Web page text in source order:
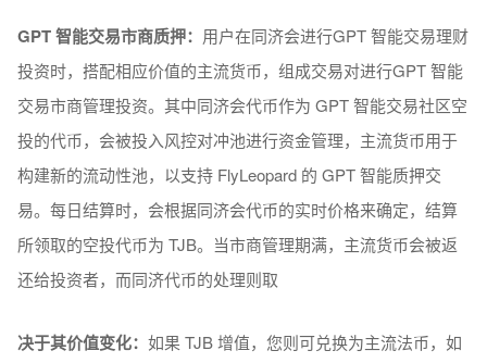
GPT 智能交易市商质押： 用户在同济会进⾏GPT 智能交易理财
投资时，搭配相应价值的主流货币，组成交易对进⾏GPT 智能
交易市商管理投资。其中同济会代币作为 GPT 智能交易社区空
投的代币，会被投⼊⻛控对冲池进⾏资⾦管理，主流货币⽤于
构建新的流动性池，以支持 FlyLeopard 的 GPT 智能质押交
易。每⽇结算时，会根据同济会代币的实时价格来确定，结算
所领取的空投代币为 TJB。当市商管理期满，主流货币会被返
还给投资者，⽽同济代币的处理则取
决于其价值变化：如果 TJB 增值，您则可兑换为主流法币，如